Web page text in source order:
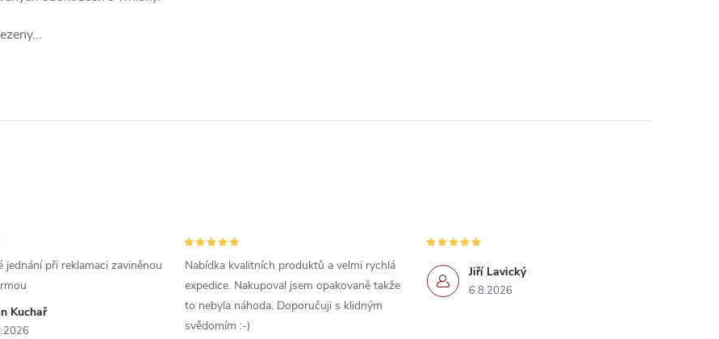
Kuchař
jednání při reklamaci zaviněnou
Nabídka kvalitních produktů a velmi rychlá
expedice. Nakupoval jsem opakovaně takže
to nebyla náhoda. Doporučuji s klidným
svědomím :-)
Jiří Lavický
6.8.2026